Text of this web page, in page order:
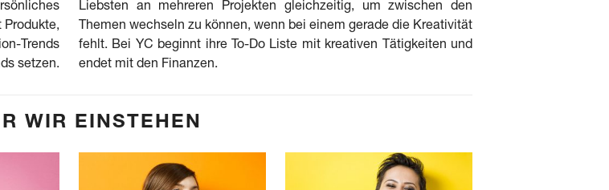
Produkte,
Trends
setzen.
Liebsten an mehreren Projekten gleichzeitig, um zwischen den
Themen wechseln zu können, wenn bei einem gerade die Kreativität
fehlt. Bei YC beginnt ihre To-Do Liste mit kreativen Tätigkeiten und
endet mit den Finanzen.
WIR EINSTEHEN